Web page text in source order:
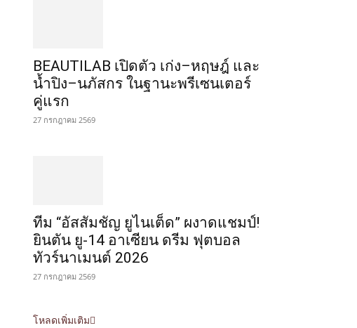
BEAUTILAB เปิดตัว เก่ง–หฤษฎ์ และ
น้ำปิง–นภัสกร ในฐานะพรีเซนเตอร์
คู่แรก
27 กรกฎาคม 2569
ทีม “อัสสัมชัญ ยูไนเต็ด” ผงาดแชมป์!
ยินตัน ยู-14 อาเซียน ดรีม ฟุตบอล
ทัวร์นาเมนต์ 2026
27 กรกฎาคม 2569
โหลดเพิ่มเติม